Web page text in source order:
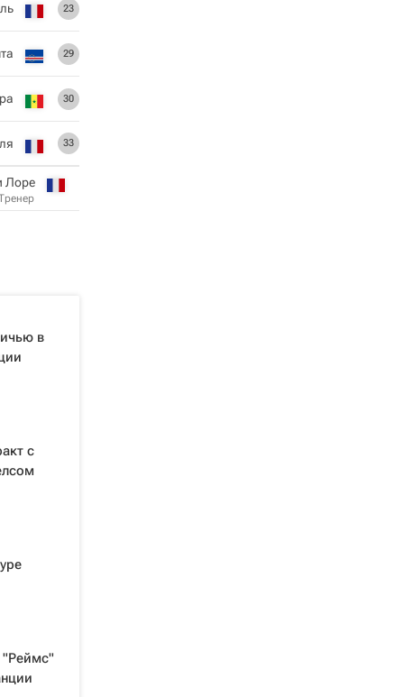
23
29
30
33
Лоре
в
с
"Реймс"